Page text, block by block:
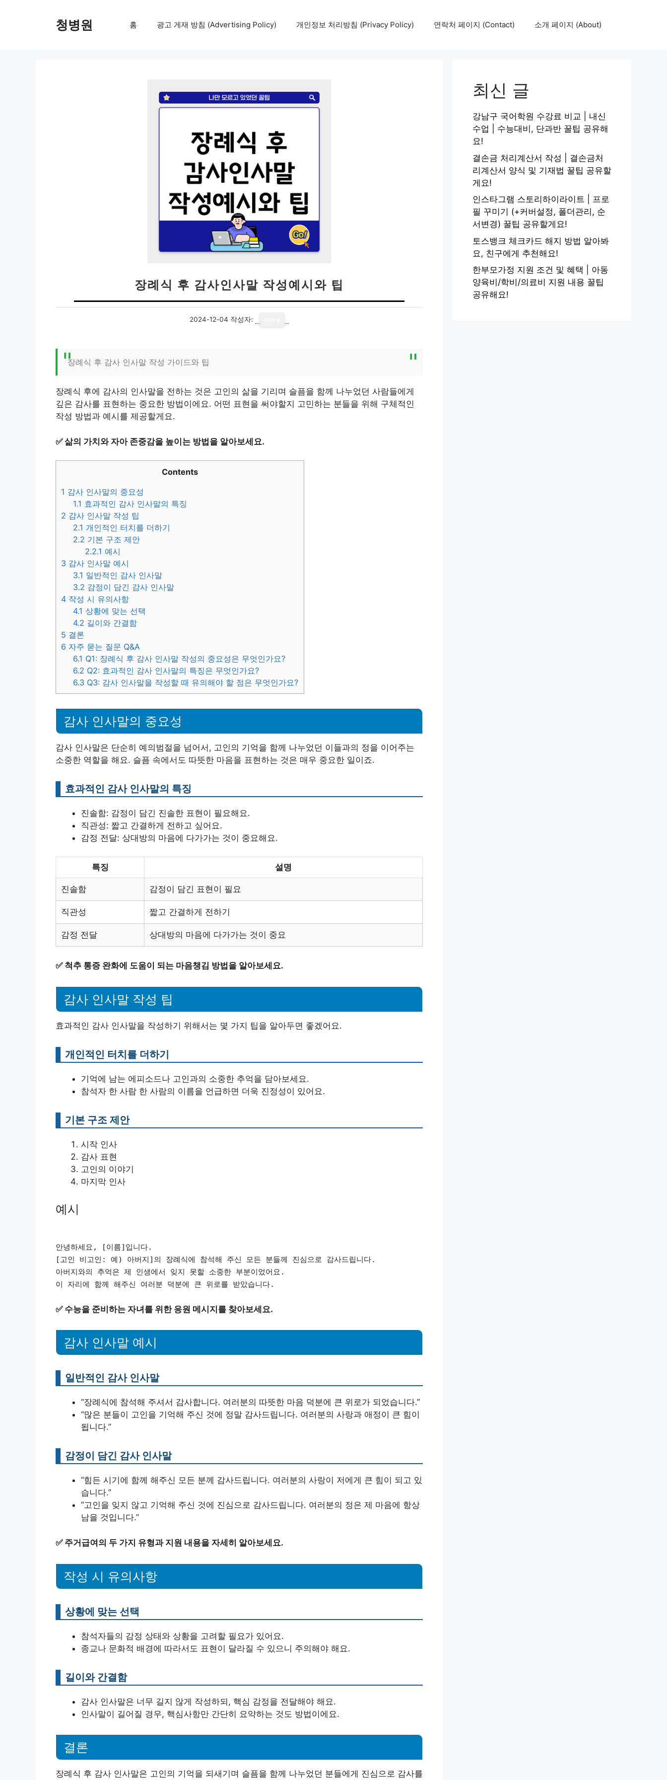
청병원 홈 광고 게재 방침 (Advertising Policy) 개인정보 처리방침 (Privacy Policy) 연락처 페이지 (Contact) 소개 페이지 (About)
장례식 후 감사인사말 작성예시와 팁
2024-12-04 작성자:
장례식 후 감사 인사말 작성 가이드와 팁
장례식 후에 감사의 인사말을 전하는 것은 고인의 삶을 기리며 슬픔을 함께 나누었던 사람들에게
깊은 감사를 표현하는 중요한 방법이에요. 어떤 표현을 써야할지 고민하는 분들을 위해 구체적인
작성 방법과 예시를 제공할게요.
✅삶의 가치와 자아 존중감을 높이는 방법을 알아보세요.
Contents
1 감사 인사말의 중요성
1.1 효과적인 감사 인사말의 특징
2 감사 인사말 작성 팁
2.1 개인적인 터치를 더하기
2.2 기본 구조 제안
2.2.1 예시
3 감사 인사말 예시
3.1 일반적인 감사 인사말
3.2 감정이 담긴 감사 인사말
4 작성 시 유의사항
4.1 상황에 맞는 선택
4.2 길이와 간결함
5 결론
6 자주 묻는 질문 Q&A
6.1 Q1: 장례식 후 감사 인사말 작성의 중요성은 무엇인가요?
6.2 Q2: 효과적인 감사 인사말의 특징은 무엇인가요?
6.3 Q3: 감사 인사말을 작성할 때 유의해야 할 점은 무엇인가요?
감사 인사말의 중요성
감사 인사말은 단순히 예의범절을 넘어서, 고인의 기억을 함께 나누었던 이들과의 정을 이어주는
소중한 역할을 해요. 슬픔 속에서도 따뜻한 마음을 표현하는 것은 매우 중요한 일이죠.
효과적인 감사 인사말의 특징
진솔함: 감정이 담긴 진솔한 표현이 필요해요.
직관성: 짧고 간결하게 전하고 싶어요.
감정 전달: 상대방의 마음에 다가가는 것이 중요해요.
특징 설명
진솔함 감정이 담긴 표현이 필요
직관성 짧고 간결하게 전하기
감정 전달 상대방의 마음에 다가가는 것이 중요
✅ 척추 통증 완화에 도움이 되는 마음챙김 방법을 알아보세요.
감사 인사말 작성 팁
효과적인 감사 인사말을 작성하기 위해서는 몇 가지 팁을 알아두면 좋겠어요.
개인적인 터치를 더하기
기억에 남는 에피소드나 고인과의 소중한 추억을 담아보세요.
참석자 한 사람 한 사람의 이름을 언급하면 더욱 진정성이 있어요.
기본 구조 제안
시작 인사
감사 표현
고인의 이야기
마지막 인사
예시
안녕하세요, [이름]입니다.
[고인 비고인: 예) 아버지]의 장례식에 참석해 주신 모든 분들께 진심으로 감사드립니다.
아버지와의 추억은 제 인생에서 잊지 못할 소중한 부분이었어요.
이 자리에 함께 해주신 여러분 덕분에 큰 위로를 받았습니다.
✅ 수능을 준비하는 자녀를 위한 응원 메시지를 찾아보세요.
감사 인사말 예시
일반적인 감사 인사말
“장례식에 참석해 주셔서 감사합니다. 여러분의 따뜻한 마음 덕분에 큰 위로가 되었습니다.”
“많은 분들이 고인을 기억해 주신 것에 정말 감사드립니다. 여러분의 사랑과 애정이 큰 힘이
됩니다.”
감정이 담긴 감사 인사말
“힘든 시기에 함께 해주신 모든 분께 감사드립니다. 여러분의 사랑이 저에게 큰 힘이 되고 있
습니다.”
“고인을 잊지 않고 기억해 주신 것에 진심으로 감사드립니다. 여러분의 정은 제 마음에 항상
남을 것입니다.”
✅ 주거급여의 두 가지 유형과 지원 내용을 자세히 알아보세요.
작성 시 유의사항
상황에 맞는 선택
참석자들의 감정 상태와 상황을 고려할 필요가 있어요.
종교나 문화적 배경에 따라서도 표현이 달라질 수 있으니 주의해야 해요.
길이와 간결함
감사 인사말은 너무 길지 않게 작성하되, 핵심 감정을 전달해야 해요.
인사말이 길어질 경우, 핵심사항만 간단히 요약하는 것도 방법이에요.
결론
장례식 후 감사 인사말은 고인의 기억을 되새기며 슬픔을 함께 나누었던 분들에게 진심으로 감사를
최신 글
강남구 국어학원 수강료 비교 | 내신
수업 | 수능대비, 단과반 꿀팁 공유해
요!
결손금 처리계산서 작성 | 결손금처
리계산서 양식 및 기재법 꿀팁 공유할
게요!
인스타그램 스토리하이라이트 | 프로
필 꾸미기 (+커버설정, 폴더관리, 순
서변경) 꿀팁 공유할게요!
토스뱅크 체크카드 해지 방법 알아봐
요, 친구에게 추천해요!
한부모가정 지원 조건 및 혜택 | 아동
양육비/학비/의료비 지원 내용 꿀팁
공유해요!